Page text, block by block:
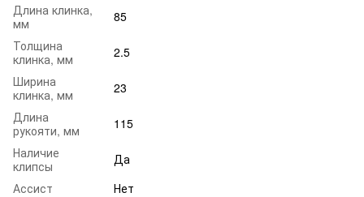
Длина клинка,
мм
85
Толщина
клинка, мм
2.5
Ширина
клинка, мм
23
Длина
рукояти, мм
115
Наличие
клипсы
Да
Ассист
Нет